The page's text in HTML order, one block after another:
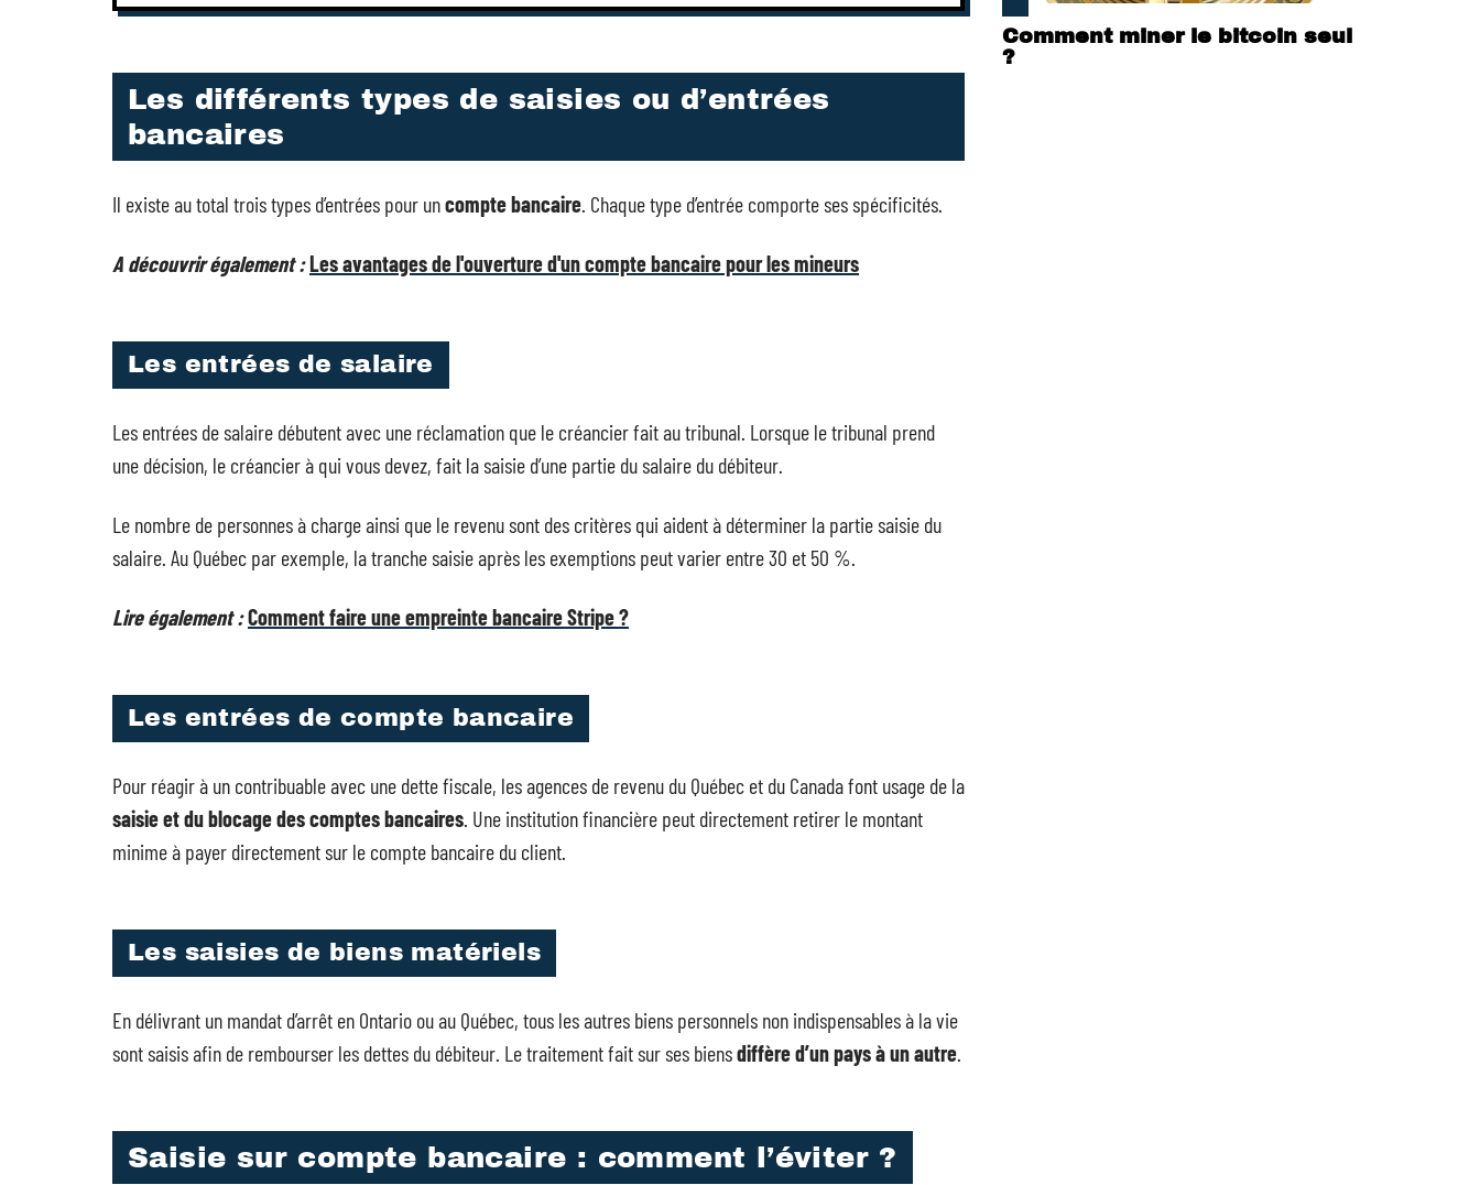
Les différents types de saisies ou d’entrées
bancaires
Il existe au total trois types d’entrées pour uncompte bancaire. Chaque type d’entrée comporte ses spécificités.
A découvrir également :Les avantages de l'ouverture d'un compte bancaire pour les mineurs
Les entrées de salaire
Les entrées de salaire débutent avec une réclamation que le créancier fait au tribunal. Lorsque le tribunal prend
une décision, le créancier à qui vous devez, fait la saisie d’une partie du salaire du débiteur.
Le nombre de personnes à charge ainsi que le revenu sont des critères qui aident à déterminer la partie saisie du
salaire. Au Québec par exemple, la tranche saisie après les exemptions peut varier entre 30 et 50 %.
Lire également :Comment faire une empreinte bancaire Stripe ?
Les entrées de compte bancaire
Pour réagir à un contribuable avec une dette fiscale, les agences de revenu du Québec et du Canada font usage de la
saisie et du blocage des comptes bancaires. Une institution financière peut directement retirer le montant
minime à payer directement sur le compte bancaire du client.
Les saisies de biens matériels
En délivrant un mandat d’arrêt en Ontario ou au Québec, tous les autres biens personnels non indispensables à la vie
sont saisis afin de rembourser les dettes du débiteur. Le traitement fait sur ses biensdiffère d’un pays à un autre.
Saisie sur compte bancaire : comment l’éviter ?
Comment miner le bitcoin seul
?